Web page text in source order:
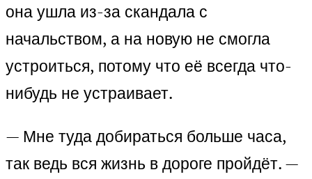
она ушла из-за скандала с
начальством, а на новую не смогла
устроиться, потому что её всегда что-
нибудь не устраивает.
— Мне туда добираться больше часа,
так ведь вся жизнь в дороге пройдёт. —